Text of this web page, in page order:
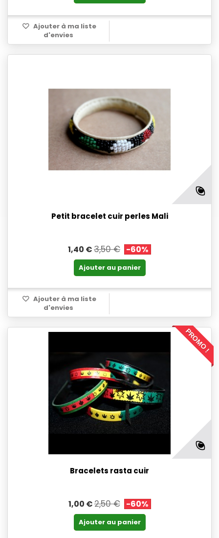
Ajouter à ma liste
d'envies
Petit bracelet cuir perles Mali
1,40 €3,50 € -60%
Ajouter au panier
Ajouter à ma liste
d'envies
PROMO !
Bracelets rasta cuir
1,00 €2,50 € -60%
Ajouter au panier